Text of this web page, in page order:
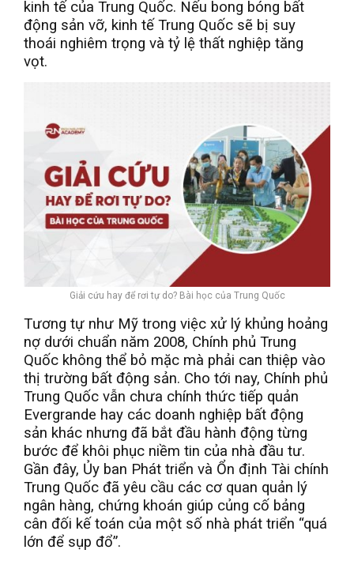
kinh tế của Trung Quốc. Nếu bong bóng bất
động sản vỡ, kinh tế Trung Quốc sẽ bị suy
thoái nghiêm trọng và tỷ lệ thất nghiệp tăng
vọt.
Giải cứu hay để rơi tự do? Bài học của Trung Quốc
Tương tự như Mỹ trong việc xử lý khủng hoảng
nợ dưới chuẩn năm 2008, Chính phủ Trung
Quốc không thể bỏ mặc mà phải can thiệp vào
thị trường bất động sản. Cho tới nay, Chính phủ
Trung Quốc vẫn chưa chính thức tiếp quản
Evergrande hay các doanh nghiệp bất động
sản khác nhưng đã bắt đầu hành động từng
bước để khôi phục niềm tin của nhà đầu tư.
Gần đây, Ủy ban Phát triển và Ổn định Tài chính
Trung Quốc đã yêu cầu các cơ quan quản lý
ngân hàng, chứng khoán giúp củng cố bảng
cân đối kế toán của một số nhà phát triển “quá
lớn để sụp đổ”.